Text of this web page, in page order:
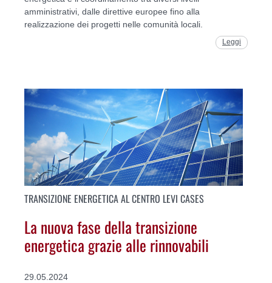
amministrativi, dalle direttive europee fino alla
realizzazione dei progetti nelle comunità locali.
Leggi
TRANSIZIONE ENERGETICA AL CENTRO LEVI CASES
La nuova fase della transizione
energetica grazie alle rinnovabili
29.05.2024